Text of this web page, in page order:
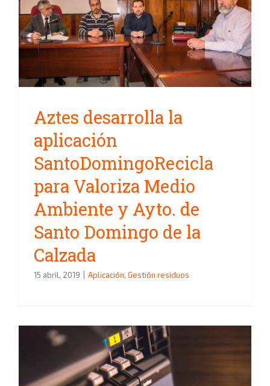
SantoDomingoRecicla para
Valoriza Medio Ambiente y
Ayto. de Santo Domingo de la
Calzada
Aztes desarrolla la
aplicación
SantoDomingoRecicla
para Valoriza Medio
Ambiente y Ayto. de
Santo Domingo de la
Calzada
15 abril, 2019 Aplicación, Gestión residuos